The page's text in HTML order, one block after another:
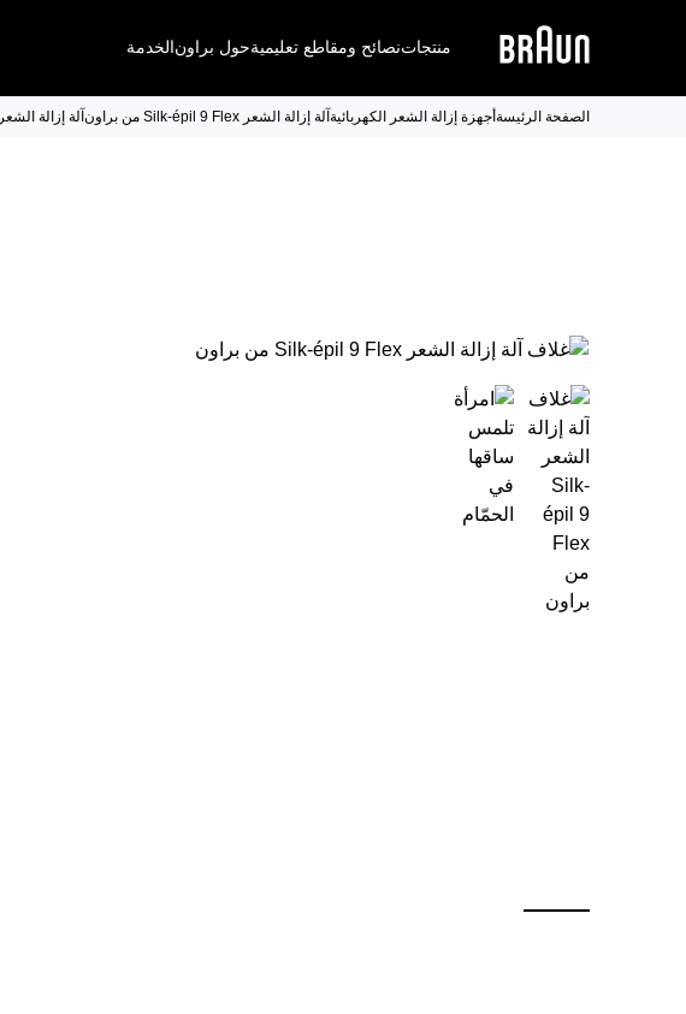
منتجاتنصائح ومقاطع تعليميةحول براونالخدمة
الصفحة الرئيسة أجهزة إزالة الشعر الكهربائية آلة إزالة الشعر Silk-épil 9 Flex من براون آلة إزالة الشعر Silk-épil 9 Flex 9-681 3D SkinSpa